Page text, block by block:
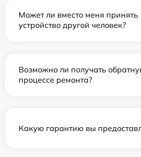
Может ли вместо меня принять
устройство другой человек?
Возможно ли получать
процессе ремонта?
Какую гарантию вы